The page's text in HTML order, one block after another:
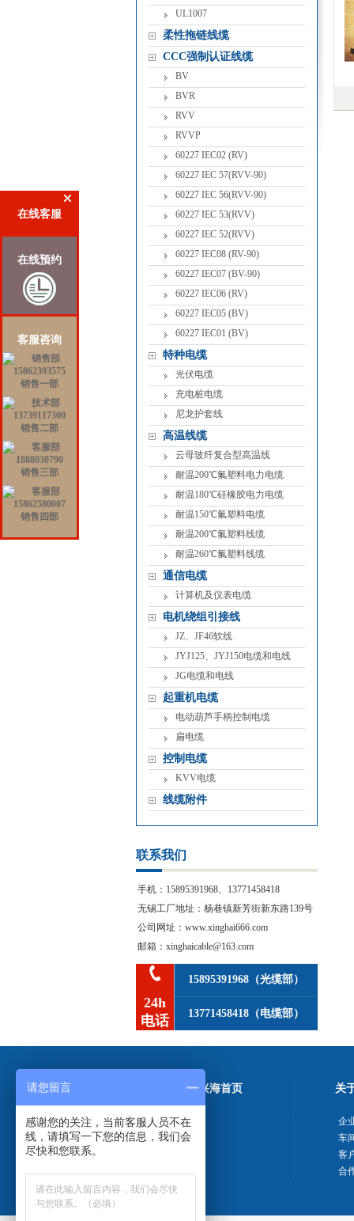
在线客服
在线预约
客服咨询
销售一部
销售二部
销售三部
销售四部
UL1007
柔性拖链线缆
CCC强制认证线缆
BV
BVR
RVV
RVVP
60227IEC02(RV)
60227IEC57(RVV-90)
60227IEC56(RVV-90)
60227IEC53(RVV)
60227IEC52(RVV)
60227IEC08(RV-90)
60227IEC07(BV-90)
60227IEC06(RV)
60227IEC05(BV)
60227IEC01(BV)
特种电缆
光伏电缆
充电桩电缆
尼龙护套线
高温线缆
云母玻纤复合型高温线
耐温200℃氟塑料电力电缆
耐温180℃硅橡胶电力电缆
耐温150℃氟塑料电缆
耐温200℃氟塑料线缆
耐温260℃氟塑料线缆
通信电缆
计算机及仪表电缆
电机绕组引接线
JZ、JF46软线
JYJ125、JYJ150电缆和电线
JG电缆和电线
起重机电缆
电动葫芦手柄控制电缆
扁电缆
控制电缆
KVV电缆
线缆附件
联系我们
手机：15895391968、13771458418
无锡工厂地址：杨巷镇新芳街新东路139号
公司网址：www.xinghai666.com
邮箱：xinghaicable@163.com
24h
电话
15895391968（光缆部）
13771458418（电缆部）
新兴海首页 关
企
车
客
合
请您留言
感谢您的关注，当前客服人员不在
线，请填写一下您的信息，我们会
尽快和您联系。